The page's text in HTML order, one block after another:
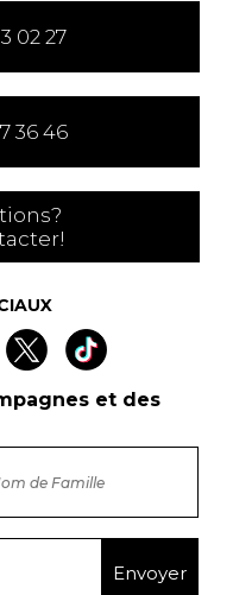
02 27
36 46
et des